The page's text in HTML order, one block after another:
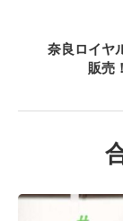
奈良ロイヤ
販売